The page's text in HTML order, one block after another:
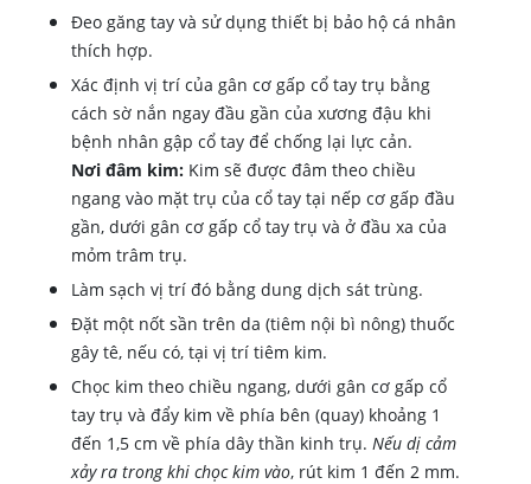
Đeo găng tay và sử dụng thiết bị bảo hộ cá nhân
thích hợp.
Xác định vị trí của gân cơ gấp cổ tay trụ bằng
cách sờ nắn ngay đầu gần của xương đậu khi
bệnh nhân gập cổ tay để chống lại lực cản.
Nơi đâm kim: Kim sẽ được đâm theo chiều
ngang vào mặt trụ của cổ tay tại nếp cơ gấp đầu
gần, dưới gân cơ gấp cổ tay trụ và ở đầu xa của
mỏm trâm trụ.
Làm sạch vị trí đó bằng dung dịch sát trùng.
Đặt một nốt sần trên da (tiêm nội bì nông) thuốc
gây tê, nếu có, tại vị trí tiêm kim.
Chọc kim theo chiều ngang, dưới gân cơ gấp cổ
tay trụ và đẩy kim về phía bên (quay) khoảng 1
đến 1,5 cm về phía dây thần kinh trụ. Nếu dị cảm
xảy ra trong khi chọc kim vào, rút kim 1 đến 2 mm.